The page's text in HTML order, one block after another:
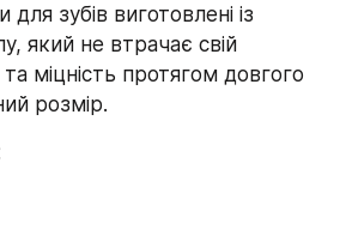
для зубів виготовлені із
який не втрачає свій
міцність протягом довгого
розмір.